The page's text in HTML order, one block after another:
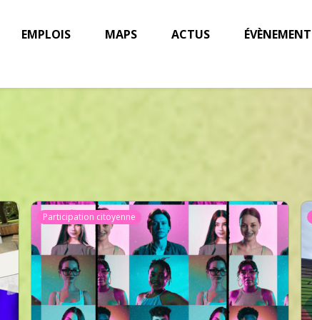
EMPLOIS MAPS ACTUS ÉVÈNEMENT
Participation citoyenne